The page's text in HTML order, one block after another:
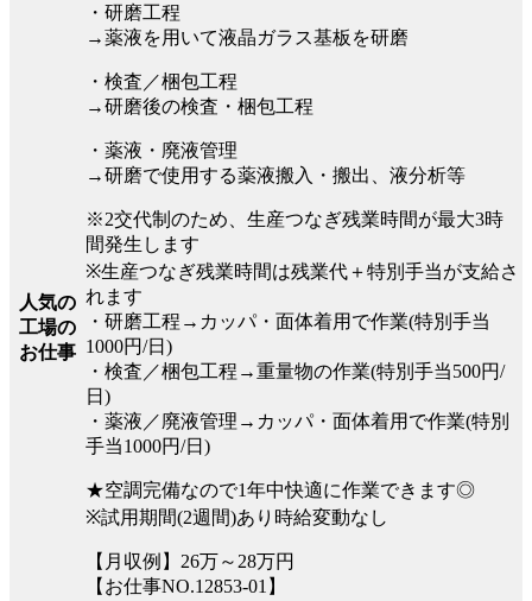
人気の
工場の
お仕事
・研磨工程
→薬液を用いて液晶ガラス基板を研磨
・検査／梱包工程
→研磨後の検査・梱包工程
・薬液・廃液管理
→研磨で使用する薬液搬入・搬出、液分析等
※2交代制のため、生産つなぎ残業時間が最大3時
間発生します
※生産つなぎ残業時間は残業代＋特別手当が支給さ
れます
・研磨工程→カッパ・面体着用で作業(特別手当
1000円/日)
・検査／梱包工程→重量物の作業(特別手当500円/
日)
・薬液／廃液管理→カッパ・面体着用で作業(特別
手当1000円/日)
★空調完備なので1年中快適に作業できます◎
※試用期間(2週間)あり時給変動なし
【月収例】26万～28万円
【お仕事NO.12853-01】